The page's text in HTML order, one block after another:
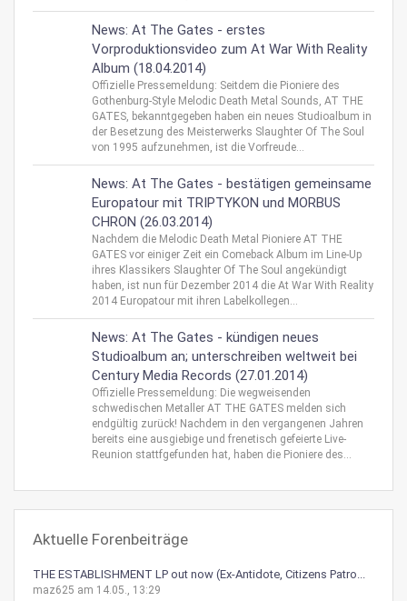
News: At The Gates - erstes
Vorproduktionsvideo zum At War With Reality
Album (18.04.2014)
Offizielle Pressemeldung: Seitdem die Pioniere des
Gothenburg-Style Melodic Death Metal Sounds, AT THE
GATES, bekanntgegeben haben ein neues Studioalbum in
der Besetzung des Meisterwerks Slaughter Of The Soul
von 1995 aufzunehmen, ist die Vorfreude...
News: At The Gates - bestätigen gemeinsame
Europatour mit TRIPTYKON und MORBUS
CHRON (26.03.2014)
Nachdem die Melodic Death Metal Pioniere AT THE
GATES vor einiger Zeit ein Comeback Album im Line-Up
ihres Klassikers Slaughter Of The Soul angekündigt
haben, ist nun für Dezember 2014 die At War With Reality
2014 Europatour mit ihren Labelkollegen...
News: At The Gates - kündigen neues
Studioalbum an; unterschreiben weltweit bei
Century Media Records (27.01.2014)
Offizielle Pressemeldung: Die wegweisenden
schwedischen Metaller AT THE GATES melden sich
endgültig zurück! Nachdem in den vergangenen Jahren
bereits eine ausgiebige und frenetisch gefeierte Live-
Reunion stattfgefunden hat, haben die Pioniere des...
Aktuelle Forenbeiträge
THE ESTABLISHMENT LP out now (Ex-Antidote, Citizens Patro...
maz625 am 14.05., 13:29